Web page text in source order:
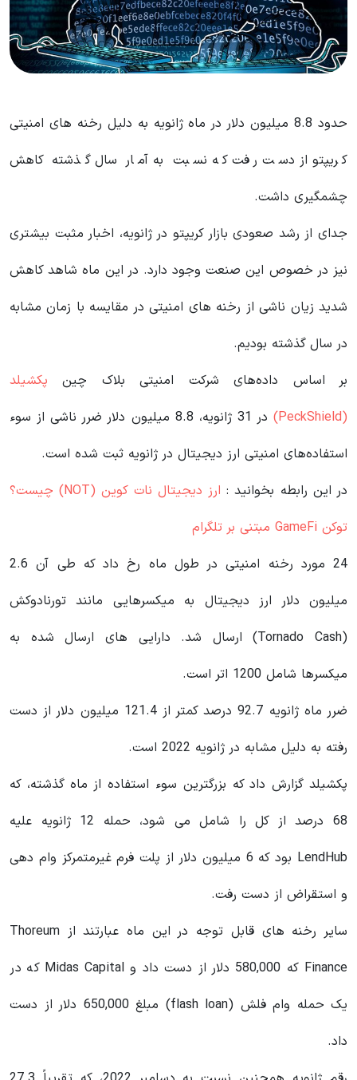
حدود 8.8 میلیون دلار در ماه ژانویه به دلیل رخنه های امنیتی
کریپتو از دست رفت که نسبت به آمار سال گذشته کاهش
چشمگیری داشت.
جدای از رشد صعودی بازار کریپتو در ژانویه، اخبار مثبت بیشتری
نیز در خصوص این صنعت وجود دارد. در این ماه شاهد کاهش
شدید زیان ناشی از رخنه های امنیتی در مقایسه با زمان مشابه
در سال گذشته بودیم.
بر اساس داده‌های شرکت امنیتی بلاک چین پکشیلد
(PeckShield)
در 31 ژانویه، 8.8 میلیون دلار ضرر ناشی از سوء
استفاده‌های امنیتی ارز دیجیتال در ژانویه ثبت شده است.
در این رابطه بخوانید‌ :
ارز دیجیتال نات کوین (NOT) چیست؟
توکن GameFi مبتنی بر تلگرام
24 مورد رخنه امنیتی در طول ماه رخ داد که طی آن 2.6
میلیون دلار ارز دیجیتال به میکسرهایی مانند تورنادوکش
(Tornado Cash) ارسال شد. دارایی های ارسال شده به
میکسرها شامل 1200 اتر است.
ضرر ماه ژانویه 92.7 درصد کمتر از 121.4 میلیون دلار از دست
رفته به دلیل مشابه در ژانویه 2022 است.
پکشیلد گزارش داد که بزرگترین سوء استفاده از ماه گذشته، که
68 درصد از کل را شامل می شود، حمله 12 ژانویه علیه
LendHub بود که 6 میلیون دلار از پلت فرم غیرمتمرکز وام دهی
و استقراض از دست رفت.
سایر رخنه های قابل توجه در این ماه عبارتند از Thoreum
Finance که 580,000 دلار از دست داد و Midas Capital که در
یک حمله وام فلش (flash loan) مبلغ 650,000 دلار از دست
داد.